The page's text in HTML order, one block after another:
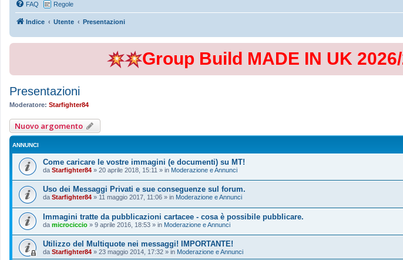
FAQ Regole
Indice Utente Presentazioni
Group Build MADE IN UK
Presentazioni
Moderatore: Starfighter84
Nuovo argomento
ANNUNCI
Come caricare le vostre immagini (e documenti) su MT!
da Starfighter84 » 20 aprile 2018, 15:11 » in Moderazione e Annunci
Uso dei Messaggi Privati e sue conseguenze sul forum.
da Starfighter84 » 11 maggio 2017, 11:06 » in Moderazione e Annunci
Immagini tratte da pubblicazioni cartacee - cosa è possibile pubblicare.
da microciccio » 9 aprile 2016, 18:53 » in Moderazione e Annunci
Utilizzo del Multiquote nei messaggi! IMPORTANTE!
da Starfighter84 » 23 maggio 2014, 17:32 » in Moderazione e Annunci